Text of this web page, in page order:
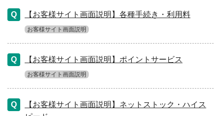
【お客様サイト画面説明】各種手続き・利用料
お客様サイト画面説明
【お客様サイト画面説明】ポイントサービス
お客様サイト画面説明
【お客様サイト画面説明】ネットストック・ハイス